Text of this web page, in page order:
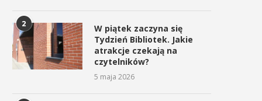
2
W piątek zaczyna się
Tydzień Bibliotek. Jakie
atrakcje czekają na
czytelników?
5 maja 2026